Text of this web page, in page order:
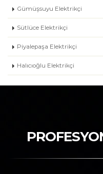
Gümüşsuyu Elektrikçi
Sütlüce Elektrikçi
Piyalepaşa Elektrikçi
Halıcıoğlu Elektrikçi